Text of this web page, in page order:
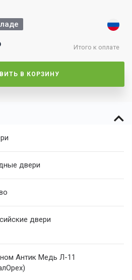
Итого к оплате
В КОРЗИНУ
двери
двери
Антик Медь Л-11